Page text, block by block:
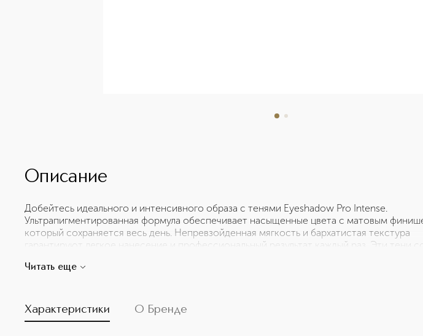
Описание
Добейтесь идеального и интенсивного образа с тенями Eyeshadow Pro Intense.
Ультрапигментированная формула обеспечивает насыщенные цвета с матовым
который сохраняется весь день. Непревзойденная мягкость и бархатистая текстура
гарантируют легкое нанесение и профессиональный результат каждый раз. Эти тени
выглядит безупречно. Идеальный выбор для тех, кто ищет яркие тени
Читать еще
Характеристики О Бренде